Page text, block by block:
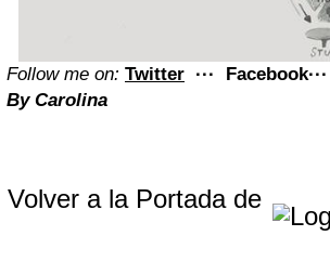
Follow me on: Twitter ··· Facebook···
By Carolina
Volver a la Portada de